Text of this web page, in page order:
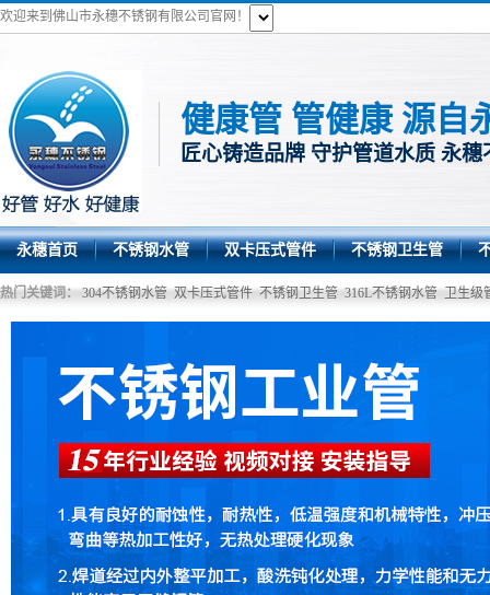
欢迎来到佛山市永穗不锈钢有限公司官网！
健康管 管健康 源自
匠心铸造品牌 守护管道水质 永穗
永穗首页 不锈钢水管 双卡压式管件 不锈钢卫生管
热门关键词： 304不锈钢水管 双卡压式管件 不锈钢卫生管 316L不锈钢水管 卫生级